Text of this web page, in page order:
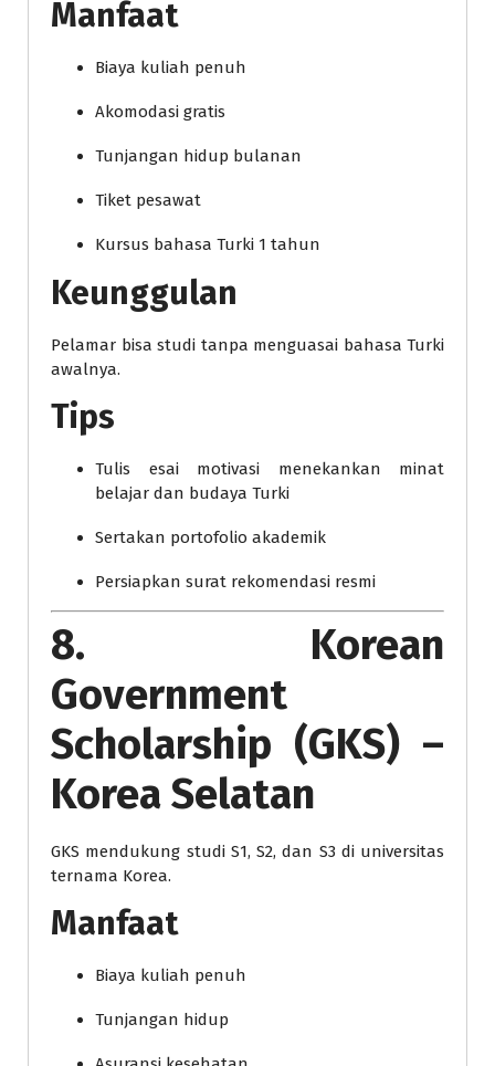
Manfaat
Biaya kuliah penuh
Akomodasi gratis
Tunjangan hidup bulanan
Tiket pesawat
Kursus bahasa Turki 1 tahun
Keunggulan
Pelamar bisa studi tanpa menguasai bahasa Turki
awalnya.
Tips
Tulis esai motivasi menekankan minat
belajar dan budaya Turki
Sertakan portofolio akademik
Persiapkan surat rekomendasi resmi
8. Korean
Government
Scholarship (GKS) –
Korea Selatan
GKS mendukung studi S1, S2, dan S3 di universitas
ternama Korea.
Manfaat
Biaya kuliah penuh
Tunjangan hidup